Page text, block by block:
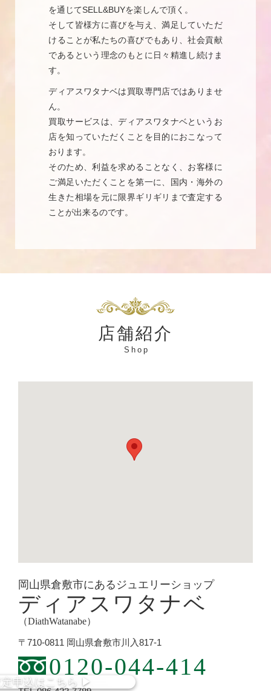
を通じてSELL&BUYを楽しんで頂く。
そして皆様方に喜びを与え、満足していただ
けることが私たちの喜びでもあり、社会貢献
であるという理念のもとに日々精進し続けま
す。
ディアスワタナベは買取専門店ではありませ
ん。
買取サービスは、ディアスワタナベというお
店を知っていただくことを目的におこなって
おります。
そのため、利益を求めることなく、お客様に
ご満足いただくことを第一に、国内・海外の
生きた相場を元に限界ギリギリまで査定する
ことが出来るのです。
店舗紹介
Shop
岡山県倉敷市にあるジュエリーショップ
ディアスワタナベ
（DiathWatanabe）
〒710-0811 岡山県倉敷市川入817-1
0120-044-414
申込 はこちら ▶︎